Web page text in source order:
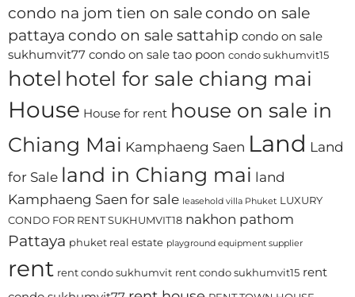
condo na jom tien on sale condo on sale
pattaya condo on sale sattahip condo on sale
sukhumvit77 condo on sale tao poon condo sukhumvit15
hotel hotel for sale chiang mai
House House for rent house on sale in
Chiang Mai Kamphaeng Saen Land Land
for Sale land in Chiang mai land
Kamphaeng Saen for sale leasehold villa Phuket LUXURY
CONDO FOR RENT SUKHUMVIT18 nakhon pathom
Pattaya phuket real estate playground equipment supplier
rent rent condo sukhumvit rent condo sukhumvit15 rent